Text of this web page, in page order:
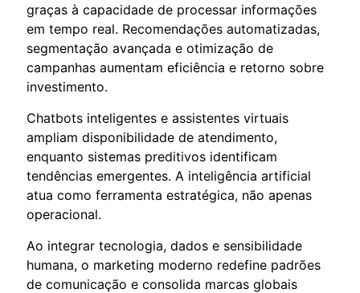
graças à capacidade de processar informações
em tempo real. Recomendações automatizadas,
segmentação avançada e otimização de
campanhas aumentam eficiência e retorno sobre
investimento.
Chatbots inteligentes e assistentes virtuais
ampliam disponibilidade de atendimento,
enquanto sistemas preditivos identificam
tendências emergentes. A inteligência artificial
atua como ferramenta estratégica, não apenas
operacional.
Ao integrar tecnologia, dados e sensibilidade
humana, o marketing moderno redefine padrões
de comunicação e consolida marcas globais